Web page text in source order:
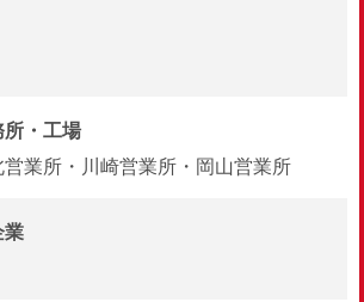
・工場
業所・川崎営業所・岡山営業所
業